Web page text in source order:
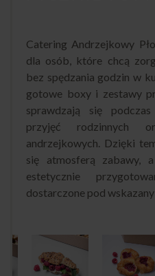
Catering Andrzejkowy
dla osób, które chcą
bez spędzania godzin w
gotowe boxy i zestawy
sprawdzają się
przyjęć rodzinnych
andrzejkowych. Dzięki
się atmosferą zabawy,
estetycznie
dostarczone pod wskazany